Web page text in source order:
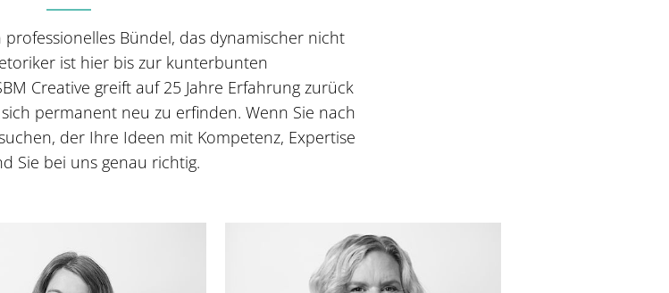
professionelles Bündel, das dynamischer nicht
ist hier bis zur kunterbunten
Creative greift auf 25 Jahre Erfahrung zurück
permanent neu zu erfinden. Wenn Sie nach
der Ihre Ideen mit Kompetenz, Expertise
Sie bei uns genau richtig.